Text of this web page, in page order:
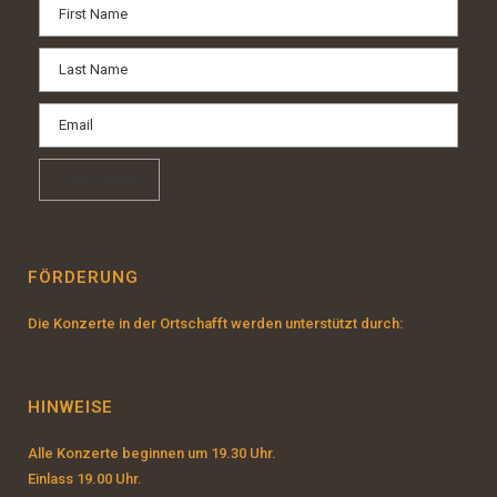
FÖRDERUNG
Die Konzerte in der Ortschafft werden unterstützt durch:
HINWEISE
Alle Konzerte beginnen um 19.30 Uhr.
Einlass 19.00 Uhr.